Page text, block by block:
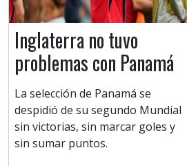
Inglaterra no tuvo
problemas con Panamá
La selección de Panamá se
despidió de su segundo Mundial
sin victorias, sin marcar goles y
sin sumar puntos.